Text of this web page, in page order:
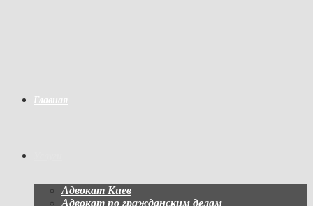
Главная
Адвокат Киев
Адвокат по гражданским делам